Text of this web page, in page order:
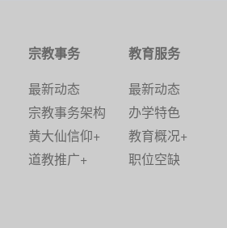
宗教事务
最新动态
宗教事务架构
黄大仙信仰+
道教推广+
教育服务
最新动态
办学特色
教育概况+
职位空缺